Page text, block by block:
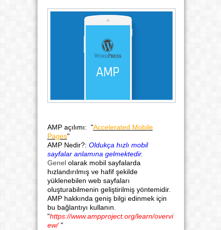
AMP açılımı: "Accelerated Mobile
Pages"
AMP Nedir?: Oldukça hızlı mobil
sayfalar anlamına gelmektedir.
Genelolarak mobil sayfalarda
hızlandırılmış ve hafif şekilde
yüklenebilen web sayfaları
oluşturabilmenin geliştirilmiş yöntemidir.
AMP hakkında geniş bilgi edinmek için
bu bağlantıyı kullanın.
"https://www.ampproject.org/learn/overvi
ew/ "